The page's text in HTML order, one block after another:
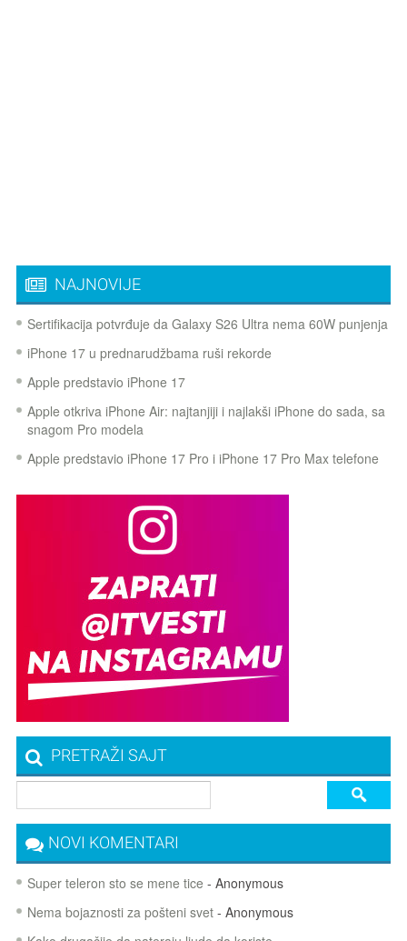
NAJNOVIJE
Sertifikacija potvrđuje da Galaxy S26 Ultra nema 60W punjenja
iPhone 17 u prednarudžbama ruši rekorde
Apple predstavio iPhone 17
Apple otkriva iPhone Air: najtanjiji i najlakši iPhone do sada, sa
snagom Pro modela
Apple predstavio iPhone 17 Pro i iPhone 17 Pro Max telefone
PRETRAŽI SAJT
NOVI KOMENTARI
Super teleron sto se mene tice - Anonymous
Nema bojaznosti za pošteni svet- Anonymous